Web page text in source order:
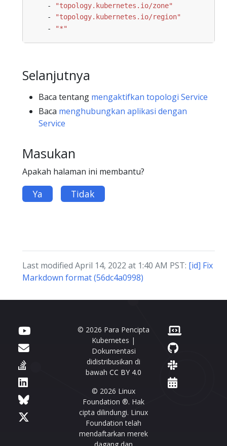
-
"topology.kubernetes.io/zone"
-
"topology.kubernetes.io/region"
-
"*"
Selanjutnya
Baca tentang mengaktifkan topologi Service
Baca menghubungkan aplikasi dengan
Service
Masukan
Apakah halaman ini membantu?
Ya Tidak
Last modified April 14, 2022 at 1:40 AM PST: [id] Fix
Markdown format (56dc4a0998)
© 2026 Para Pencipta
Kubernetes |
Dokumentasi
didistribusikan di
bawah CC BY 4.0
© 2026 Linux
Foundation ®. Hak
cipta dilindungi. Linux
Foundation telah
mendaftarkan merek